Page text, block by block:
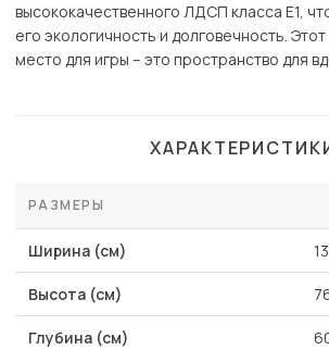
высококачественного ЛДСП класса Е1,
его экологичность и долговечность.
место для игры – это пространство для
РАЗМЕРЫ
Ширина (см)
Высота (см)
Глубина (см)